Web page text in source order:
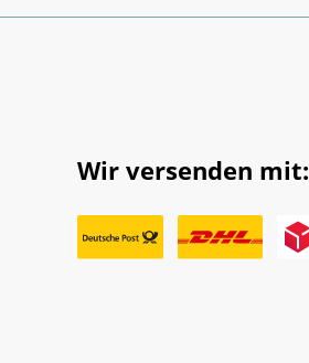
Wir versenden mit: